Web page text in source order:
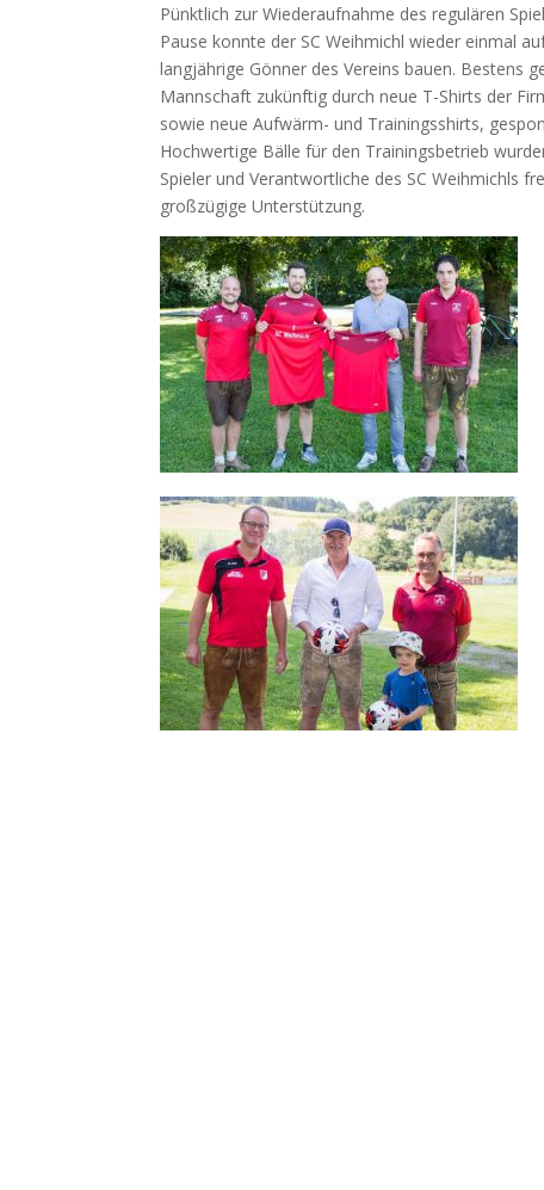
Pünktlich zur Wiederaufnahme des regulären
Pause konnte der SC Weihmichl wieder einmal
langjährige Gönner des Vereins bauen. Bestens
Mannschaft zukünftig durch neue T-Shirts der
sowie neue Aufwärm- und Trainingsshirts,
Hochwertige Bälle für den Trainingsbetrieb
Spieler und Verantwortliche des SC Weihmichls
großzügige Unterstützung.